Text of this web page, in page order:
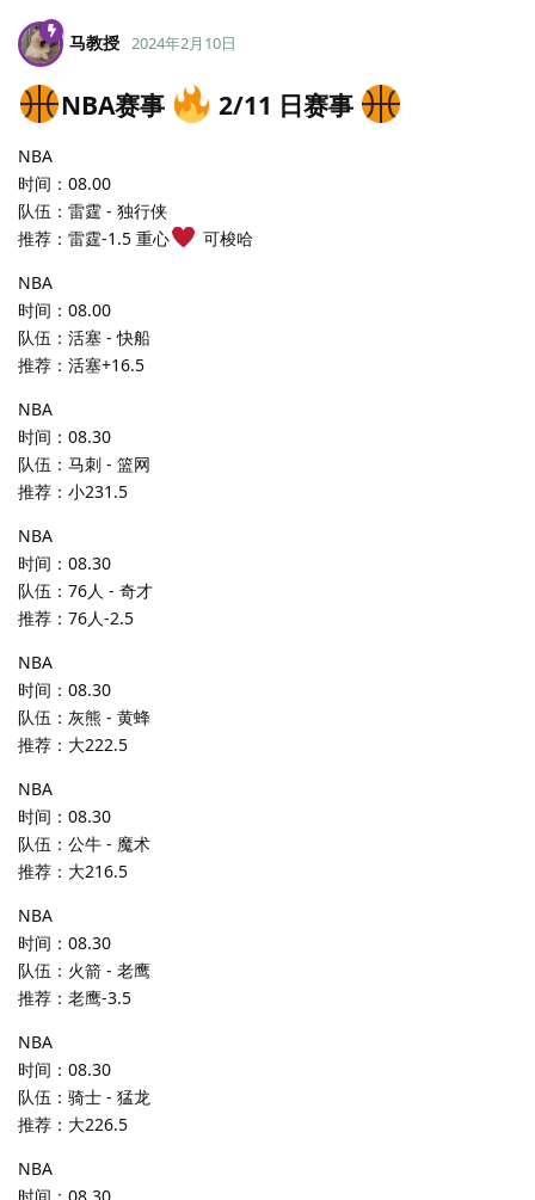
马教授 2024年2月10日
NBA赛事 2/11 日赛事
NBA
时间：08.00
队伍：雷霆 - 独行侠
推荐：雷霆-1.5 重心
可梭哈
NBA
时间：08.00
队伍：活塞 - 快船
推荐：活塞+16.5
NBA
时间：08.30
队伍：马刺 - 篮网
推荐：小231.5
NBA
时间：08.30
队伍：76人 - 奇才
推荐：76人-2.5
NBA
时间：08.30
队伍：灰熊 - 黄蜂
推荐：大222.5
NBA
时间：08.30
队伍：公牛 - 魔术
推荐：大216.5
NBA
时间：08.30
队伍：火箭 - 老鹰
推荐：老鹰-3.5
NBA
时间：08.30
队伍：骑士 - 猛龙
推荐：大226.5
NBA